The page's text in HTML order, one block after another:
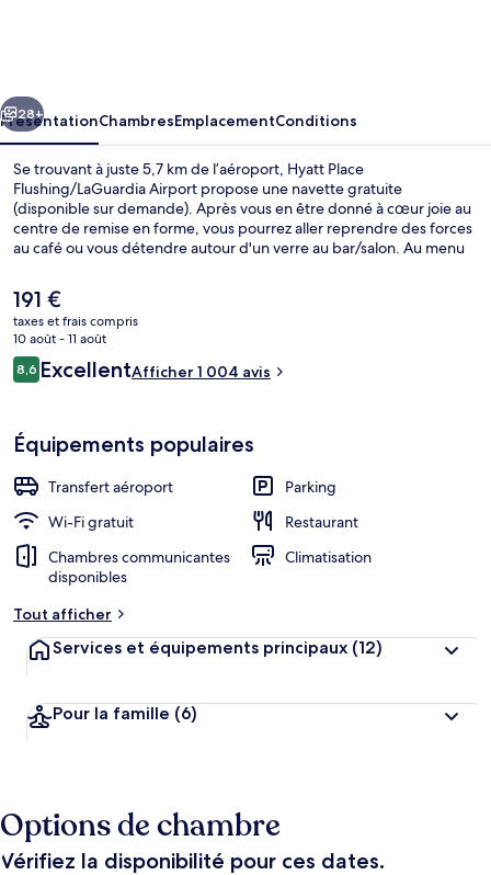
Suivant
28+
PrésentationChambresEmplacementConditions
Se trouvant à juste 5,7 km de l’aéroport, Hyatt Place
Flushing/LaGuardia Airport propose une navette gratuite
(disponible sur demande). Après vous en être donné à cœur joie au
centre de remise en forme, vous pourrez aller reprendre des forces
au café ou vous détendre autour d'un verre au bar/salon. Au menu
un snack-bar/une épicerie fine et une terrasse. Sympa non ? Les
autres voyageurs sont enchantés par le personnel attentionné et la
proximité avec l'aéroport.
Le
prix
actuel
est
de
191 €
taxes et frais compris
10 août - 11 août
Avis
voyageurs
8,68,6 sur 10
ExcellentAfficher 1 004 avis
Équipements populaires
Transfert aéroport
Parking
Wi-Fi gratuit
Restaurant
Chambres communicantes
disponibles
Climatisation
Tout afficher
Services et équipements principaux (12)
Pour la famille (6)
Options de chambre
Vérifiez la disponibilité pour ces dates.